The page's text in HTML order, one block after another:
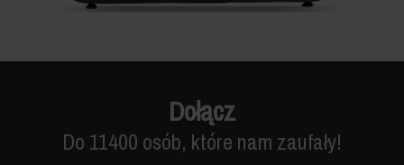
Dołącz
Do 11400 osób, które nam zaufały!